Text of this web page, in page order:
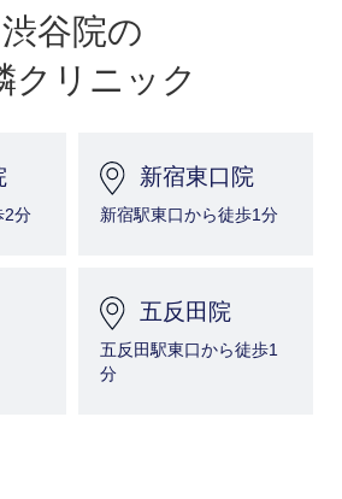
渋谷院の
クリニック
2分 新宿駅東口から徒歩1分
新宿東口院
五反田駅東口から徒歩1
分
五反田院